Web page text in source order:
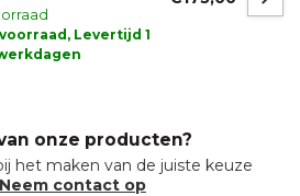
Levertijd 1
onze producten?
het maken van de juiste keuze
Neem contact op